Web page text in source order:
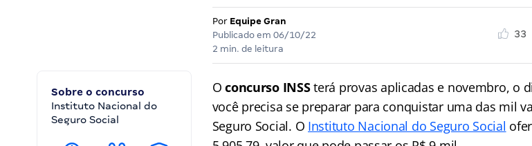
Por Equipe Gran
Publicado em 06/10/22
2 min. de leitura
33
Sobre o concurso
Instituto Nacional do
Seguro Social
Oconcurso INSSterá provas aplicadas e novembro, o
você precisa se preparar para conquistar uma das mil
Seguro Social. O Instituto Nacional do Seguro Social